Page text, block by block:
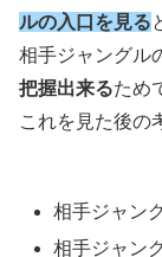
ルの入口を見る
相手ジャングル
把握出来るため
これを見た後の
相手ジャン
相手ジャン